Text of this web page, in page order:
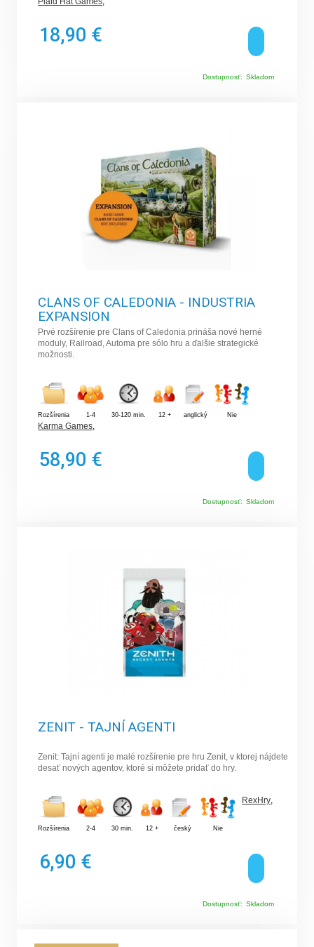
18,90 €
Dostupnosť: Skladom
CLANS OF CALEDONIA - INDUSTRIA
EXPANSION
Prvé rozšírenie pre Clans of Caledonia prináša nové herné
moduly, Railroad, Automa pre sólo hru a ďalšie strategické
možnosti.
Rozšírenia 1-4 30-120 min. 12 + anglický Nie
Karma Games
58,90 €
Dostupnosť: Skladom
ZENIT - TAJNÍ AGENTI
Zenit: Tajní agenti je malé rozšírenie pre hru Zenit, v ktorej nájdete
desať nových agentov, ktoré si môžete pridať do hry.
Rozšírenia 2-4 30 min. 12 + český Nie
RexHry,
6,90 €
Dostupnosť: Skladom